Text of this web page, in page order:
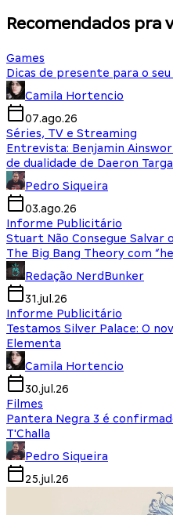
Recomendados pra
Games
Dicas de presente para o
Camila Hortencio
07.ago.26
Séries, TV e Streaming
Entrevista: Benjamin
de dualidade de Daeron
Pedro Siqueira
03.ago.26
Informe Publicitário
Stuart Não Consegue Salvar
The Big Bang Theory com
Redação NerdBunker
31.jul.26
Informe Publicitário
Testamos Silver Palace: O
Elementa
Camila Hortencio
30.jul.26
Filmes
Pantera Negra 3 é
T'Challa
Pedro Siqueira
25.jul.26